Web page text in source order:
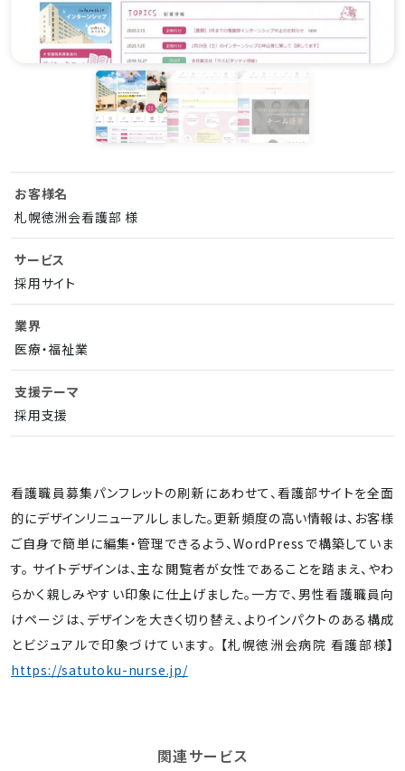
お客様名
札幌徳洲会看護部 様
サービス
採用サイト
業界
医療・福祉業
支援テーマ
採用支援
看護職員募集パンフレットの刷新にあわせて、看護部サイトを全面
的にデザインリニューアルしました。更新頻度の高い情報は、お客様
ご自身で簡単に編集・管理できるよう、WordPressで構築していま
す。 サイトデザインは、主な閲覧者が女性であることを踏まえ、やわ
らかく親しみやすい印象に仕上げました。一方で、男性看護職員向
けページは、デザインを大きく切り替え、よりインパクトのある構成
とビジュアルで印象づけています。 【札幌徳洲会病院 看護部様】
https://satutoku-nurse.jp/
関連サービス